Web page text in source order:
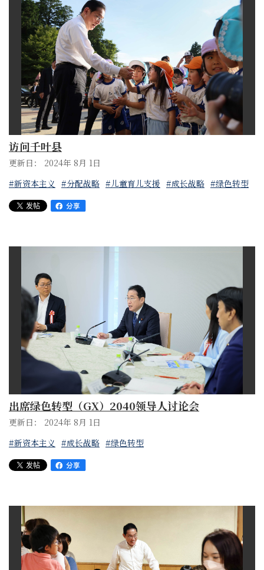
访问千叶县
更新日： 2024年 8月 1日
#新资本主义 #分配战略 #儿童育儿支援 #成长战略 #绿色转型
出席绿色转型（GX）2040领导人讨论会
更新日： 2024年 8月 1日
#新资本主义 #成长战略 #绿色转型